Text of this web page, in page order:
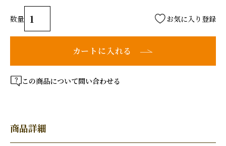
お気に入り登録
カートに入れる
この商品について問い合わせる
商品詳細